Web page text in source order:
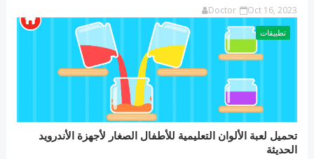
Doctor Oct 16, 2023
تطبيقات
تحميل لعبة الألوان التعليمية للأطفال الصغار لأجهزة الأندرويد
الحديثة